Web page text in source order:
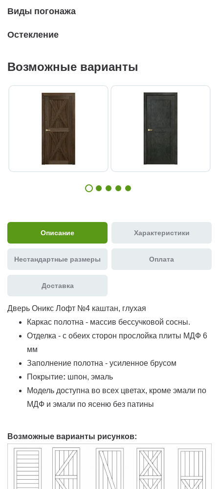
Виды погонажа
Остекление
Возможные варианты
Описание Характеристики
Нестандартные размеры Оплата
Доставка
Дверь Оникс Лофт №4 каштан, глухая
Каркас полотна - массив бессучковой сосны.
Отделка - с обеих сторон прослойка плиты МДФ 6
мм
Заполнение полотна - усиленное брусом
Покрытие: шпон, эмаль
Модель доступна во всех цветах, кроме эмали по
МДФ и эмали по ясеню без патины
Возможные варианты рисунков: